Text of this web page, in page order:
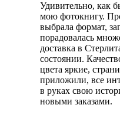
Удивительно, как
мою фотокнигу.
выбрала формат,
порадовалась
доставка в
состоянии.
цвета яркие,
приложили, все
в руках свою
новыми заказами.